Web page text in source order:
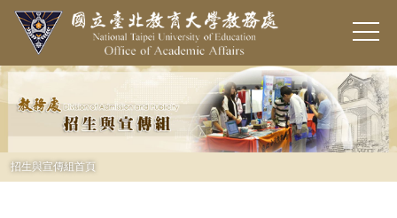
跳
內
招生與宣傳組首頁